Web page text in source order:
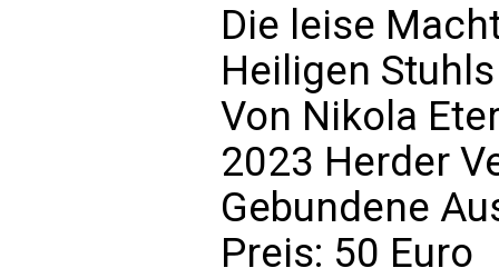
Die leise
Heiligen Stuhls
Von Nikola
2023 Herder
Gebundene
Preis: 50 Euro